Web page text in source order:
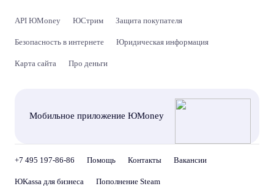
API ЮMoney ЮСтрим Защита покупателя
Безопасность в интернете Юридическая информация
Карта сайта Про деньги
Мобильное приложение ЮMoney
+7 495 197-86-86 Помощь Контакты Вакансии
ЮKassa для бизнеса Пополнение Steam